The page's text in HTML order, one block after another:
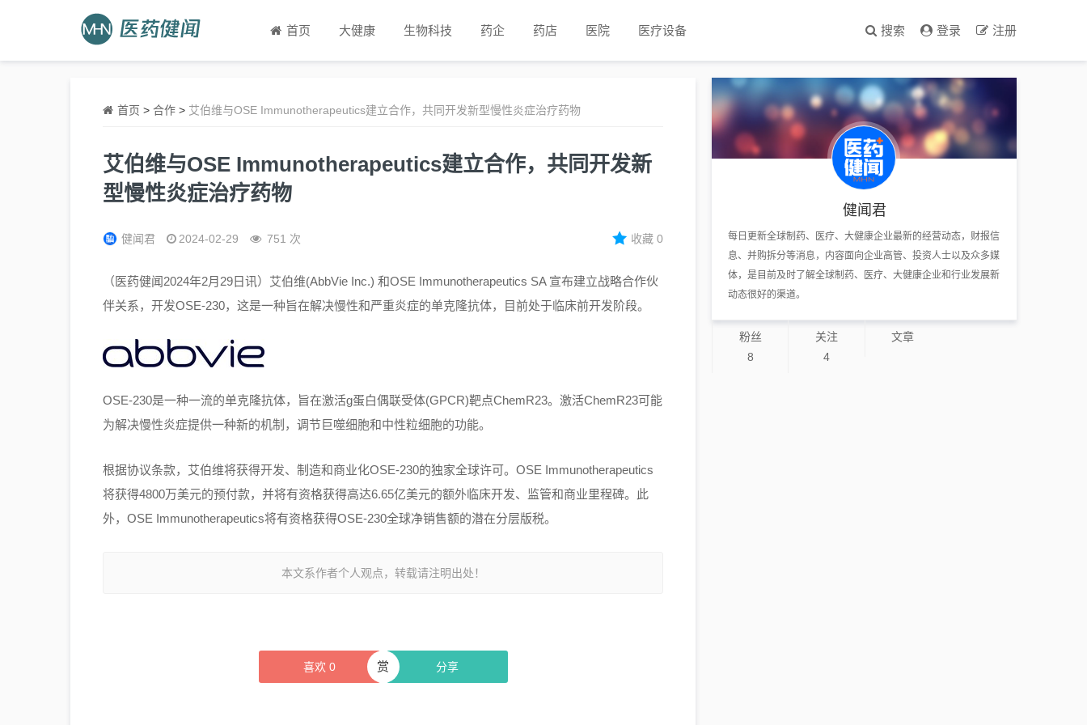
首页 大健康 生物科技 药企 药店 医院 医疗设备 搜索 登录 注册
首页 > 合作 > 艾伯维与OSE Immunotherapeutics建立合作，共同开发新型慢性炎症治疗药物
艾伯维与OSE Immunotherapeutics建立合作，共同开发新
型慢性炎症治疗药物
健闻君 2024-02-29 751 次 收藏0
（医药健闻2024年2月29日讯）艾伯维(AbbVie Inc.) 和OSE Immunotherapeutics SA 宣布建立战略合作伙
伴关系，开发OSE-230，这是一种旨在解决慢性和严重炎症的单克隆抗体，目前处于临床前开发阶段。
OSE-230是一种一流的单克隆抗体，旨在激活g蛋白偶联受体(GPCR)靶点ChemR23。激活ChemR23可能
为解决慢性炎症提供一种新的机制，调节巨噬细胞和中性粒细胞的功能。
根据协议条款，艾伯维将获得开发、制造和商业化OSE-230的独家全球许可。OSE Immunotherapeutics
将获得4800万美元的预付款，并将有资格获得高达6.65亿美元的额外临床开发、监管和商业里程碑。此
外，OSE Immunotherapeutics将有资格获得OSE-230全球净销售额的潜在分层版税。
本文系作者个人观点，转载请注明出处！
喜欢 0 分享
赏
健闻君
每日更新全球制药、医疗、大健康企业最新的经营动态，财报信
息、并购拆分等消息，内容面向企业高管、投资人士以及众多媒
体，是目前及时了解全球制药、医疗、大健康企业和行业发展新
动态很好的渠道。
粉丝
8
关注
4
文章